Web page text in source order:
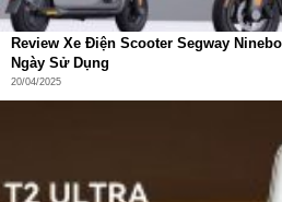
Các tính năng thông minh
uống nước, ghi chú công việc,
trợ tốt qua Mi Fitness App.
Review Xe Điện Scooter Segway
Ngày Sử Dụng
20/04/2025